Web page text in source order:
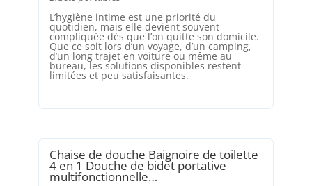
L’hygiène intime est une priorité du
quotidien, mais elle devient souvent
compliquée dès que l’on quitte son domicile.
Que ce soit lors d’un voyage, d’un camping,
d’un long trajet en voiture ou même au
bureau, les solutions disponibles restent
limitées et peu satisfaisantes.
Chaise de douche Baignoire de toilette
4 en 1 Douche de bidet portative
multifonctionnelle…